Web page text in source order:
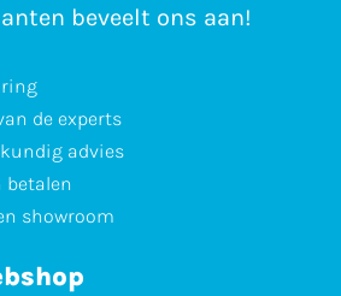
beveelt ons aan!
de experts
advies
betalen
showroom